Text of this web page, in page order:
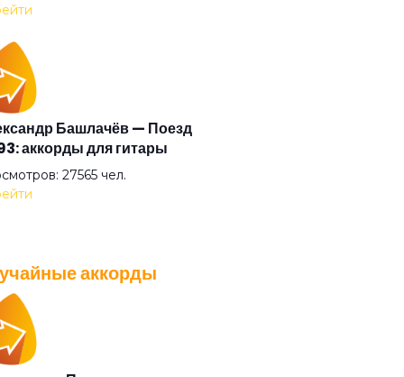
5777
Башлачёв — Поезд
аккорды для гитары
27565 чел.
— Плохо танцевать: аккорды
26040 чел.
аккорды